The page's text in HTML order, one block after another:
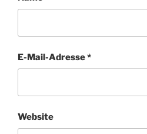
E-Mail-Adresse*
Website